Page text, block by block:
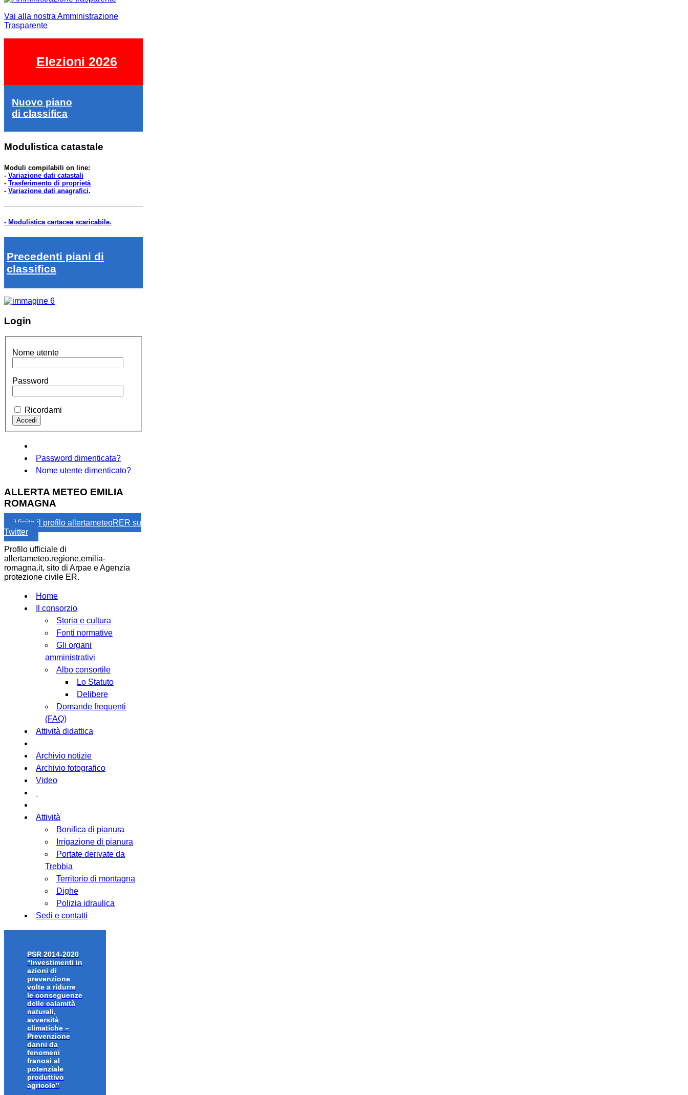
Vai alla nostra Amministrazione
Trasparente
Elezioni 2026
Nuovo piano
di classifica
Modulistica catastale
Moduli compilabili on line:
- Variazione dati catastali
- Trasferimento di proprietà
- Variazione dati anagrafici.
- Modulistica cartacea scaricabile.
Precedenti piani di
classifica
Login
Nome utente
Password
Ricordami
Password dimenticata?
Nome utente dimenticato?
ALLERTA METEO EMILIA
ROMAGNA
Visita il profilo allertameteoRER su
Twitter
Profilo ufficiale di
allertameteo.regione.emilia-
romagna.it, sito di Arpae e Agenzia
protezione civile ER.
Home
Il consorzio
Storia e cultura
Fonti normative
Gli organi
amministrativi
Albo consortile
Lo Statuto
Delibere
Domande frequenti
(FAQ)
Attività didattica
Archivio notizie
Archivio fotografico
Video
Attività
Bonifica di pianura
Irrigazione di pianura
Portate derivate da
Trebbia
Territorio di montagna
Dighe
Polizia idraulica
Sedi e contatti
PSR 2014-2020
“Investimenti in
azioni di
prevenzione
volte a ridurre
le conseguenze
delle calamità
naturali,
avversità
climatiche –
Prevenzione
danni da
fenomeni
franosi al
potenziale
produttivo
agricolo”